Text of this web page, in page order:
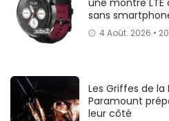
sans
4 Août. 2026 •
Les Griffes de la
Paramount
leur côté